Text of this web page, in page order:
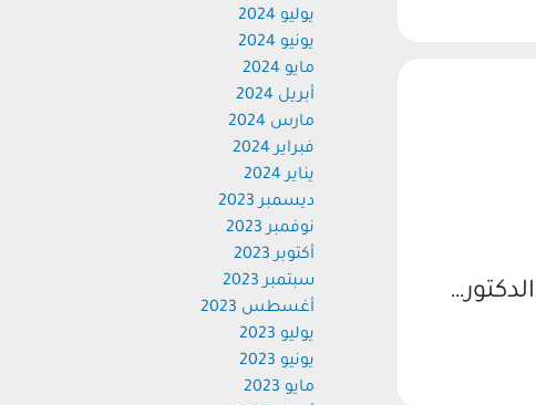
يوليو 2024
يونيو 2024
مايو 2024
أبريل 2024
مارس 2024
فبراير 2024
يناير 2024
ديسمبر 2023
نوفمبر 2023
أكتوبر 2023
سبتمبر 2023
أغسطس 2023
يوليو 2023
يونيو 2023
مايو 2023